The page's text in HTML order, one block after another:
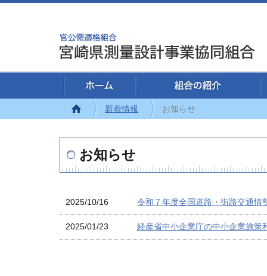
新着情報 お知らせ
お知らせ
2025/10/16 令和７年度全国道路・街路交通情
2025/01/23 経産省中小企業庁の中小企業施策